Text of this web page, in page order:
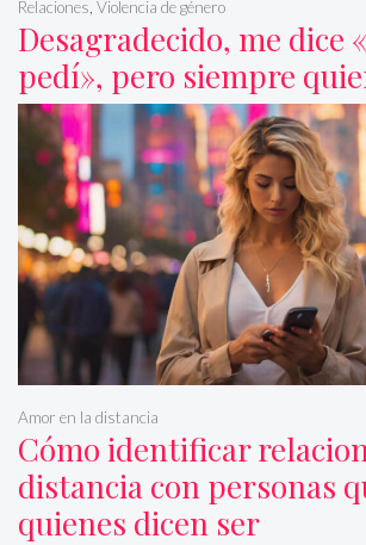
Desagradecido, me dice
pedí», pero siempre
Relaciones Violencia de género
Cómo identificar
distancia con personas
quienes dicen ser
Amor en la distancia